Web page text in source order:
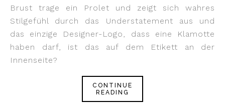
Brust trage ein Prolet und zeigt sich wahres
Stilgefühl durch das Understatement aus und
das einzige Designer-Logo, dass eine Klamotte
haben darf, ist das auf dem Etikett an der
Innenseite?
CONTINUE
READING